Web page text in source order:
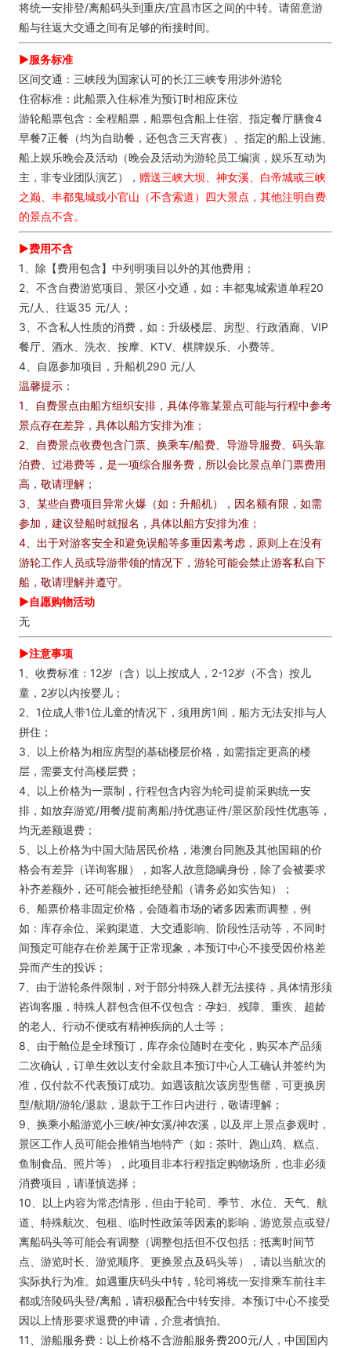
将统一安排登/离船码头到重庆/宜昌市区之间的中转。请留意游
船与往返大交通之间有足够的衔接时间。
►服务标准
区间交通：三峡段为国家认可的长江三峡专用涉外游轮
住宿标准：此船票入住标准为预订时相应床位
游轮船票包含：全程船票，船票包含船上住宿、指定餐厅膳食4
早餐7正餐（均为自助餐，还包含三天宵夜）、指定的船上设施、
船上娱乐晚会及活动（晚会及活动为游轮员工编演，娱乐互动为
主，非专业团队演艺）， 赠送三峡大坝、神女溪、白帝城或三峡
之巅、丰都鬼城或小官山（不含索道）四大景点，其他注明自费
的景点不含。
►费用不含
1、除【费用包含】中列明项目以外的其他费用；
2、不含自费游览项目、景区小交通，如：丰都鬼城索道单程20
元/人、往返35 元/人；
3、不含私人性质的消费，如：升级楼层、房型、行政酒廊、VIP
餐厅、酒水、洗衣、按摩、KTV、棋牌娱乐、小费等。
4、自愿参加项目，升船机290 元/人
温馨提示：
1、自费景点由船方组织安排，具体停靠某景点可能与行程中参考
景点存在差异，具体以船方安排为准；
2、自费景点收费包含门票、换乘车/船费、导游导服费、码头靠
泊费、过港费等，是一项综合服务费，所以会比景点单门票费用
高，敬请理解；
3、某些自费项目异常火爆（如：升船机），因名额有限，如需
参加，建议登船时就报名，具体以船方安排为准；
4、出于对游客安全和避免误船等多重因素考虑，原则上在没有
游轮工作人员或导游带领的情况下，游轮可能会禁止游客私自下
船，敬请理解并遵守。
►自愿购物活动
无
►注意事项
1、收费标准：12岁（含）以上按成人，2-12岁（不含）按儿
童，2岁以内按婴儿；
2、1位成人带1位儿童的情况下，须用房1间，船方无法安排与人
拼住；
3、以上价格为相应房型的基础楼层价格，如需指定更高的楼
层，需要支付高楼层费；
4、以上价格为一票制，行程包含内容为轮司提前采购统一安
排，如放弃游览/用餐/提前离船/持优惠证件/景区阶段性优惠等，
均无差额退费；
5、以上价格为中国大陆居民价格，港澳台同胞及其他国籍的价
格会有差异（详询客服），如客人故意隐瞒身份，除了会被要求
补齐差额外，还可能会被拒绝登船（请务必如实告知）；
6、船票价格非固定价格，会随着市场的诸多因素而调整，例
如：库存余位、采购渠道、大交通影响、阶段性活动等，不同时
间预定可能存在价差属于正常现象，本预订中心不接受因价格差
异而产生的投诉；
7、由于游轮条件限制，对于部分特殊人群无法接待，具体情形须
咨询客服，特殊人群包含但不仅包含：孕妇、残障、重疾、超龄
的老人、行动不便或有精神疾病的人士等；
8、由于舱位是全球预订，库存余位随时在变化，购买本产品须
二次确认，订单生效以支付全款且本预订中心人工确认并签约为
准，仅付款不代表预订成功。如遇该航次该房型售罄，可更换房
型/航期/游轮/退款，退款于工作日内进行，敬请理解；
9、换乘小船游览小三峡/神女溪/神农溪，以及岸上景点参观时，
景区工作人员可能会推销当地特产（如：茶叶、跑山鸡、糕点、
鱼制食品、照片等），此项目非本行程指定购物场所，也非必须
消费项目，请谨慎选择；
10、以上内容为常态情形，但由于轮司、季节、水位、天气、航
道、特殊航次、包租、临时性政策等因素的影响，游览景点或登/
离船码头等可能会有调整（调整包括但不仅包括：抵离时间节
点、游览时长、游览顺序、更换景点及码头等），请以当航次的
实际执行为准。如遇重庆码头中转，轮司将统一安排乘车前往丰
都或涪陵码头登/离船，请积极配合中转安排。本预订中心不接受
因以上情形要求退费的申请，介意者慎拍。
11、游船服务费：以上价格不含游船服务费200元/人，中国国内